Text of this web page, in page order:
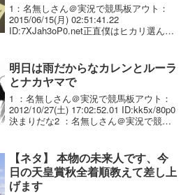
1：名無しさん＠実況で競馬板アウト：
2015/06/15(月) 02:51:41.22
ID:7XJah3oP0.net正直僕はヒカリ選んで
明日は雨だからなカレンとルーラ
とナカヤマで
1 ：名無しさん＠実況で競馬板アウト：
2012/10/27(土) 17:02:52.01 ID:kk5x/80p0
決まりだな2 ：名無しさん＠実況で競馬
【ネタ】 本物の未来人です、今
日の天皇賞秋全着順教えて差し上
げます